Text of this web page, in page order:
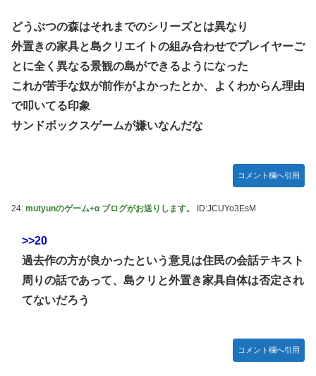
どうぶつの森はそれまでのシリーズとは異なり
外置きの家具と島クリエイトの組み合わせでプレイヤーご
とに全く異なる景観の島ができるようになった
これが苦手な奴が前作がよかったとか、よくわからん理由
で叩いてる印象
サンドボックスゲームが嫌いなんだな
コメント欄へ引用
24: mutyunのゲーム+α ブログがお送りします。 ID:JCUYo3EsM
>>20
過去作の方が良かったという意見は住民の会話テキスト
周りの話であって、島クリと外置き家具自体は否定され
てないだろう
コメント欄へ引用